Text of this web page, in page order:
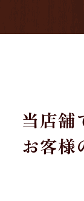
当店舗
お客様